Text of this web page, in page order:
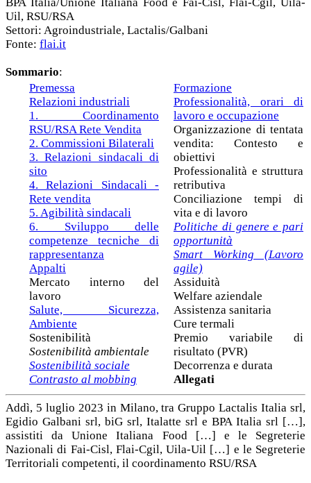
Uil, RSU/RSA
Settori: Agroindustriale, Lactalis/Galbani
Fonte: flai.it
Sommario:
Premessa
Relazioni industriali
1. Coordinamento
RSU/RSA Rete Vendita
2. Commissioni Bilaterali
3. Relazioni sindacali di
sito
4. Relazioni Sindacali -
Rete vendita
5. Agibilità sindacali
6. Sviluppo delle
competenze tecniche di
rappresentanza
Appalti
Mercato interno del
lavoro
Salute, Sicurezza,
Ambiente
Sostenibilità
Sostenibilità ambientale
Sostenibilità sociale
Contrasto al mobbing
Formazione
Professionalità, orari di
lavoro e occupazione
Organizzazione di tentata
vendita: Contesto e
obiettivi
Professionalità e struttura
retributiva
Conciliazione tempi di
vita e di lavoro
Politiche di genere e pari
opportunità
Smart Working (Lavoro
agile)
Assiduità
Welfare aziendale
Assistenza sanitaria
Cure termali
Premio variabile di
risultato (PVR)
Decorrenza e durata
Allegati
Addì, 5 luglio 2023 in Milano, tra Gruppo Lactalis Italia srl,
Egidio Galbani srl, biG srl, Italatte srl e BPA Italia srl […],
assistiti da Unione Italiana Food […] e le Segreterie
Nazionali di Fai-Cisl, Flai-Cgil, Uila-Uil […] e le Segreterie
Territoriali competenti, il coordinamento RSU/RSA